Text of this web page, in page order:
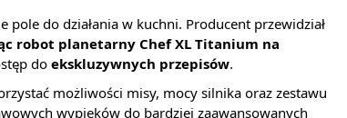
pole do działania w kuchni. Producent przewidział
robot planetarny Chef XL Titanium na
do ekskluzywnych przepisów.
możliwości misy, mocy silnika oraz zestawu
wypieków do bardziej zaawansowanych